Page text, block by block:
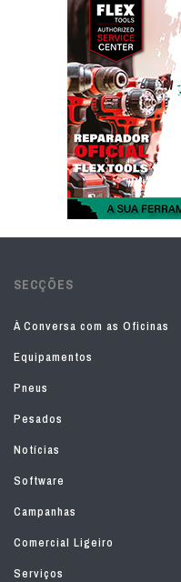
SECÇÕES
À Conversa com as Oficinas
Equipamentos
Pneus
Pesados
Notícias
Software
Campanhas
Comercial Ligeiro
Serviços